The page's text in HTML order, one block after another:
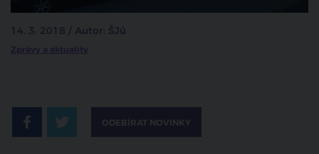
14. 3. 2018 / Autor: ŠJů
Zprávy a aktuality
ODEBÍRAT NOVINKY